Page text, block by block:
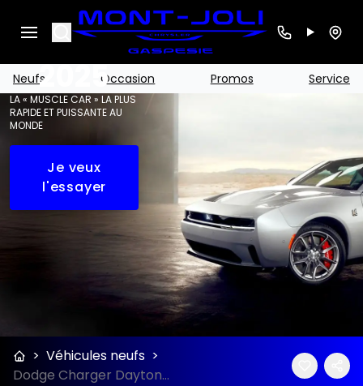
Search
Neufs Occasion Promos Service
Charger
Daytona
2025
LA « MUSCLE CAR » LA PLUS
RAPIDE ET PUISSANTE AU
MONDE
Je veux
l'essayer
> Véhicules neufs >
Dodge Charger Daytona 2025 configuration et prix